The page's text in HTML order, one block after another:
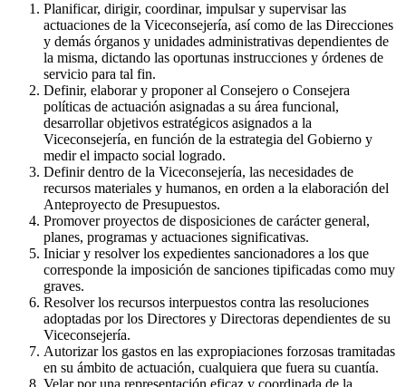
Planificar, dirigir, coordinar, impulsar y supervisar las
actuaciones de la Viceconsejería, así como de las Direcciones
y demás órganos y unidades administrativas dependientes de
la misma, dictando las oportunas instrucciones y órdenes de
servicio para tal fin.
Definir, elaborar y proponer al Consejero o Consejera
políticas de actuación asignadas a su área funcional,
desarrollar objetivos estratégicos asignados a la
Viceconsejería, en función de la estrategia del Gobierno y
medir el impacto social logrado.
Definir dentro de la Viceconsejería, las necesidades de
recursos materiales y humanos, en orden a la elaboración del
Anteproyecto de Presupuestos.
Promover proyectos de disposiciones de carácter general,
planes, programas y actuaciones significativas.
Iniciar y resolver los expedientes sancionadores a los que
corresponde la imposición de sanciones tipificadas como muy
graves.
Resolver los recursos interpuestos contra las resoluciones
adoptadas por los Directores y Directoras dependientes de su
Viceconsejería.
Autorizar los gastos en las expropiaciones forzosas tramitadas
en su ámbito de actuación, cualquiera que fuera su cuantía.